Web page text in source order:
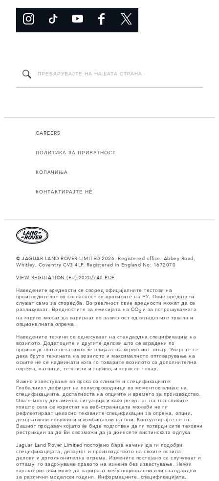
CAREERS
ПОЛИТИКА ЗА ПРИВАТНОСТ
КОЛАЧИЊА
КОНТАКТИРАЈТЕ НЀ
© JAGUAR LAND ROVER LIMITED 2026: Registered office: Abbey Road,
Whitley, Coventry CV3 4LF. Registered in England No: 1672070
VIEW REGULATION (EU) 2020/740 PDF
Наведените вредности се според официјалните тестови на
производителот во согласност со прописите на ЕУ. Овие вредности
служат само за споредба. Во реалност овие вредности можат да се
разликуваат. Вредностите за емисијата на CO2 и за потрошувачката
на гориво можат да варираат во зависност од вградените тркала и
опционалната опрема.
Наведените тежини се однесуваат на стандардна спецификација на
возилото. Додатоците и другите делови што се вградени по
производството негативно ќе влијаат на корисниот товар. Уверете се
дека бруто тежината на возилото и максималното оптоварување на
оските не се надминати кога го товарите возилото со дополнителна
опрема, патници, течности и гориво, и корисен товар.
Важно известување во врска со сликите и спецификациите.
Глобалниот дефицит на полуспроводници во моментов влијае на
спецификациите, достапноста на опциите и времето за производство.
Ова е многу динамична ситуација и како резултат на тоа сликите
коишто сега се користат на веб-страницата можеби не ги
рефлектираат целосно тековните спецификации за опрема, опции,
декоративни површини и комбинации на бои. Консултирајте се со
Вашиот продавач којшто ќе биде подготвен да ги потврди сите тековни
рестрикции за да Ви овозможи да ја донесете вистинската одлука
Jaguar Land Rover Limited постојано бара начини да ги подобри
спецификацијата, дизајнот и производството на своите возила,
делови и дополнонителна опрема. Измените постојано се случуваат и
оттаму, го задржуваме правото на измена без известување. Некои
карактеристики може да варираат меѓу опционални или стандардни
за различни моделски години. Информациите, спецификацијата,